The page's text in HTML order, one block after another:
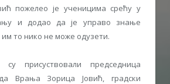
пожелео је ученицима срећу у
и додао да је управо знање
им то нико не може одузети.
су присуствовали председница
Врања Зорица Јовић, градски